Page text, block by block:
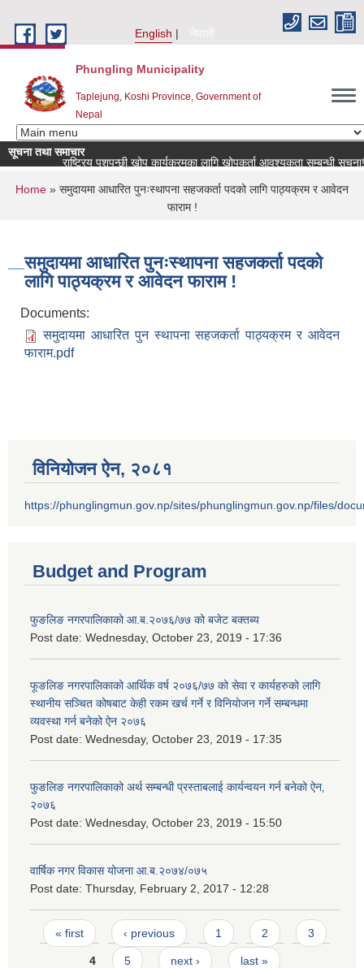
English
नेपाली
Phungling Municipality
Taplejung, Koshi Province, Government of
Nepal
सूचना तथा समाचार
राष्ट्रिय पशुपन्छी खोप कार्यक्रमका लागि खोपकर्ता आवश्यकता सम्बन्धी सूचना!
You are here
Home » समुदायमा आधारित पुनःस्थापना सहजकर्ता पदको लागि पाठ्यक्रम र आवेदन
फाराम !
समुदायमा आधारित पुनःस्थापना सहजकर्ता पदको
लागि पाठ्यक्रम र आवेदन फाराम !
Documents:
समुदायमा आधारित पुन स्थापना सहजकर्ता पाठ्यक्रम र आवेदन
फाराम.pdf
विनियोजन ऐन‚ २०८१
https://phunglingmun.gov.np/sites/phunglingmun.gov.np/files/
Budget and Program
फुङलिङ नगरपालिकाको आ.ब.२०७६/७७ को बजेट बक्तब्य
Post date: Wednesday, October 23, 2019 - 17:36
फूङलिङ नगरपालिकाको आर्थिक वर्ष २०७६/७७ को सेवा र कार्यहरुको लागि
स्थानीय सञ्चित कोषबाट केही रकम खर्च गर्ने र विनियोजन गर्ने सम्बन्धमा
व्यवस्था गर्न बनेको ऐन २०७६
Post date: Wednesday, October 23, 2019 - 17:35
फुङलिङ नगरपालिकाको अर्थ सम्बन्धी प्रस्ताबलाई कार्यन्वयन गर्न बनेको ऐन‚
२०७६
Post date: Wednesday, October 23, 2019 - 15:50
वार्षिक नगर विकास योजना आ.ब.२०७४/०७५
Post date: Thursday, February 2, 2017 - 12:28
Pages
« first ‹ previous 1 2 3
4 5 next › last »